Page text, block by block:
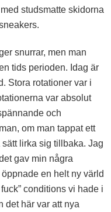
studsmatte skidorna
snurrar, men man
tids perioden. Idag är
Stora rotationer var i
var absolut
och
om man tappat ett
lirka sig tillbaka. Jag
gav min några
en helt ny värld
conditions vi hade i
det här var att nya